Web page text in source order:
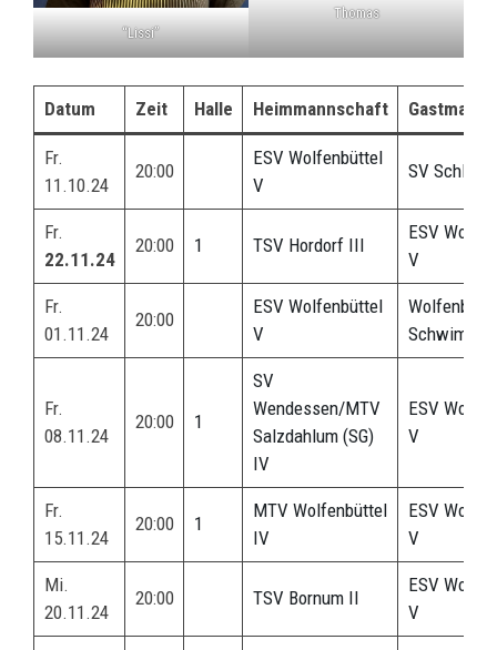
“Lissi”
Thomas
Datum Zeit Halle Heimmannschaft
Fr.
11.10.24
20:00
ESV Wolfenbüttel
V
SV
Fr.
22.11.24
20:00 1 TSV Hordorf III
ESV
V
Fr.
01.11.24
20:00
ESV Wolfenbüttel
V
Fr.
08.11.24
20:00 1
SV
Wendessen/MTV
Salzdahlum (SG)
IV
ESV
V
Fr.
15.11.24
20:00 1
MTV Wolfenbüttel
IV
ESV
V
Mi.
20.11.24
20:00 TSV Bornum II
ESV
V